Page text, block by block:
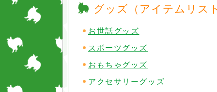
グッズ（アイテムリス
お世話グッズ
スポーツグッズ
おもちゃグッズ
アクセサリーグッズ